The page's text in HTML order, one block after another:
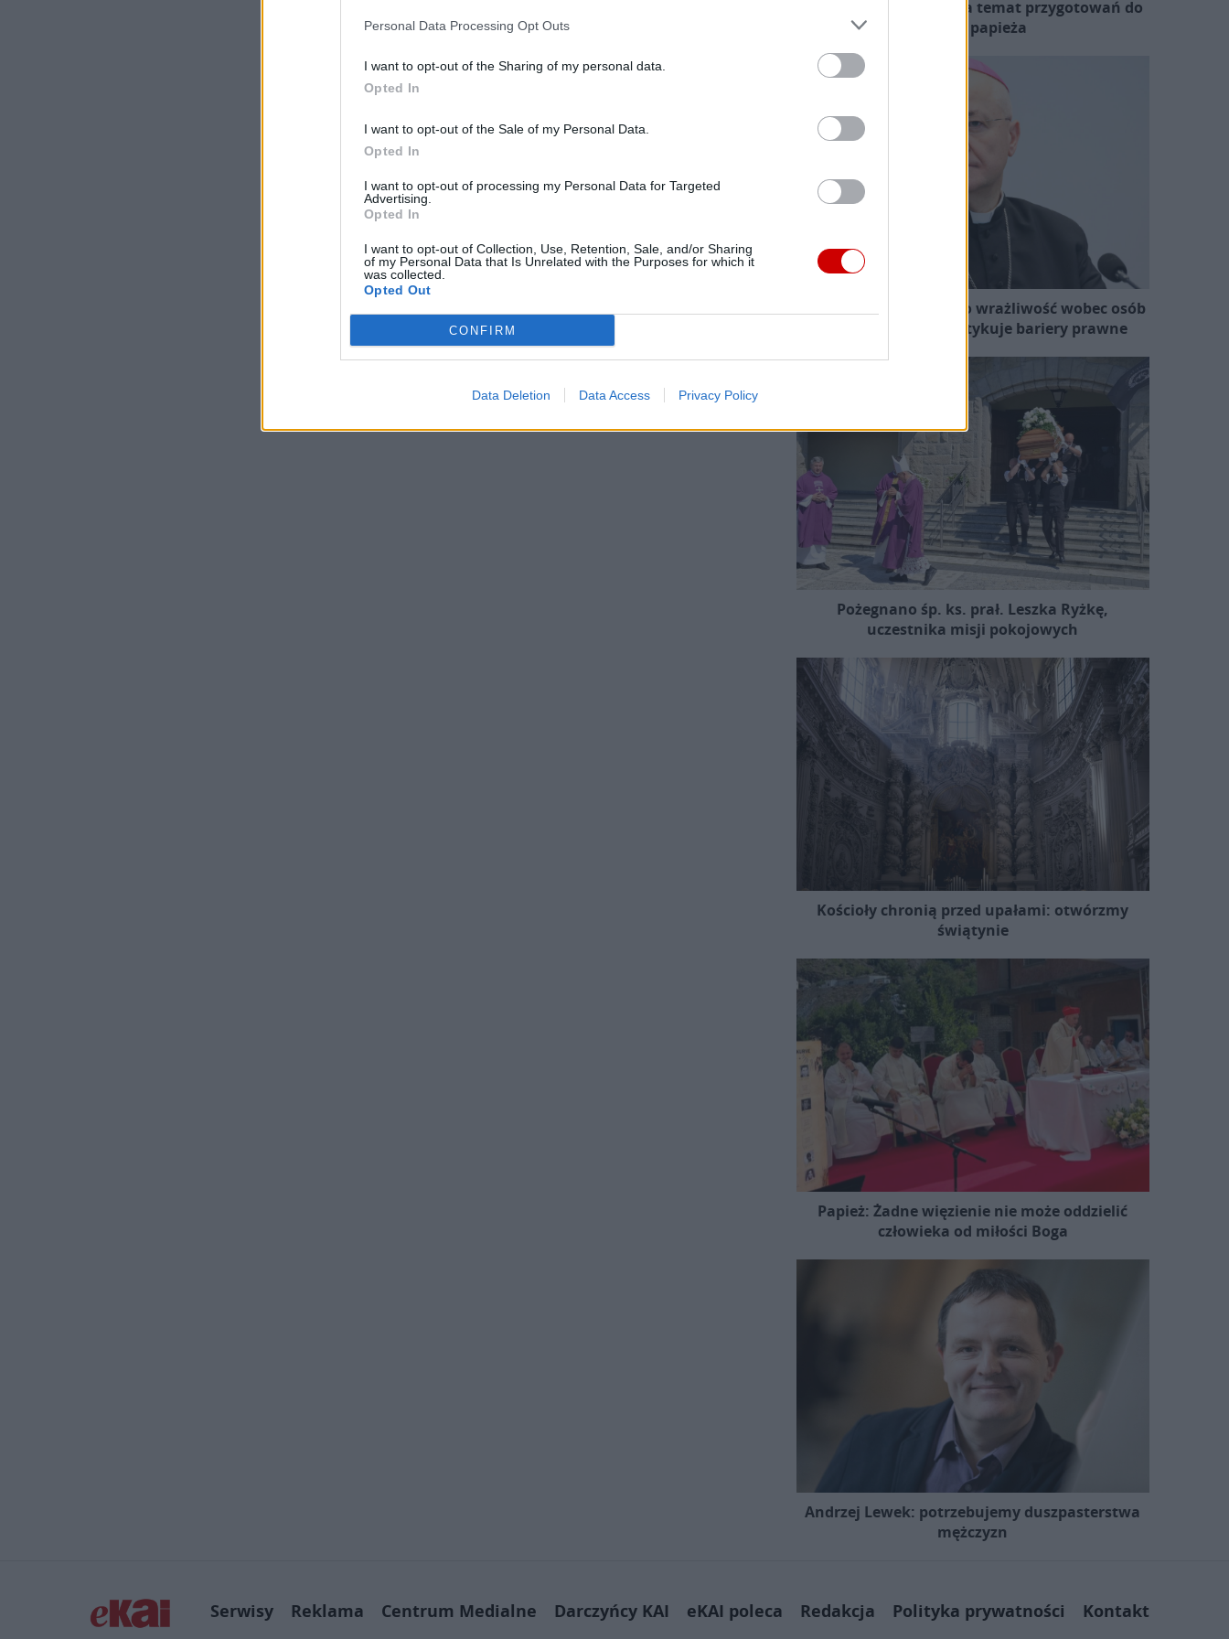
Personal Data Processing Opt Outs
I want to opt-out of the Sharing of my personal data.
Opted In
I want to opt-out of the Sale of my Personal Data.
Opted In
I want to opt-out of processing my Personal Data for Targeted
Advertising.
Opted In
I want to opt-out of Collection, Use, Retention, Sale, and/or Sharing
of my Personal Data that Is Unrelated with the Purposes for which it
was collected.
Opted Out
CONFIRM
Data Deletion Data Access Privacy Policy
Przewodniczący KEP na temat przygotowań do
wizyty papieża
Biskup Ważny apeluje o wrażliwość wobec osób
skrzywdzonych i krytykuje bariery prawne
Pożegnano śp. ks. prał. Leszka Ryżkę,
uczestnika misji pokojowych
Kościoły chronią przed upałami: otwórzmy
świątynie
Papież: Żadne więzienie nie może oddzielić
człowieka od miłości Boga
Andrzej Lewek: potrzebujemy duszpasterstwa
mężczyzn
Serwisy Reklama Centrum Medialne Darczyńcy KAI eKAI poleca Redakcja Polityka prywatności Kontakt